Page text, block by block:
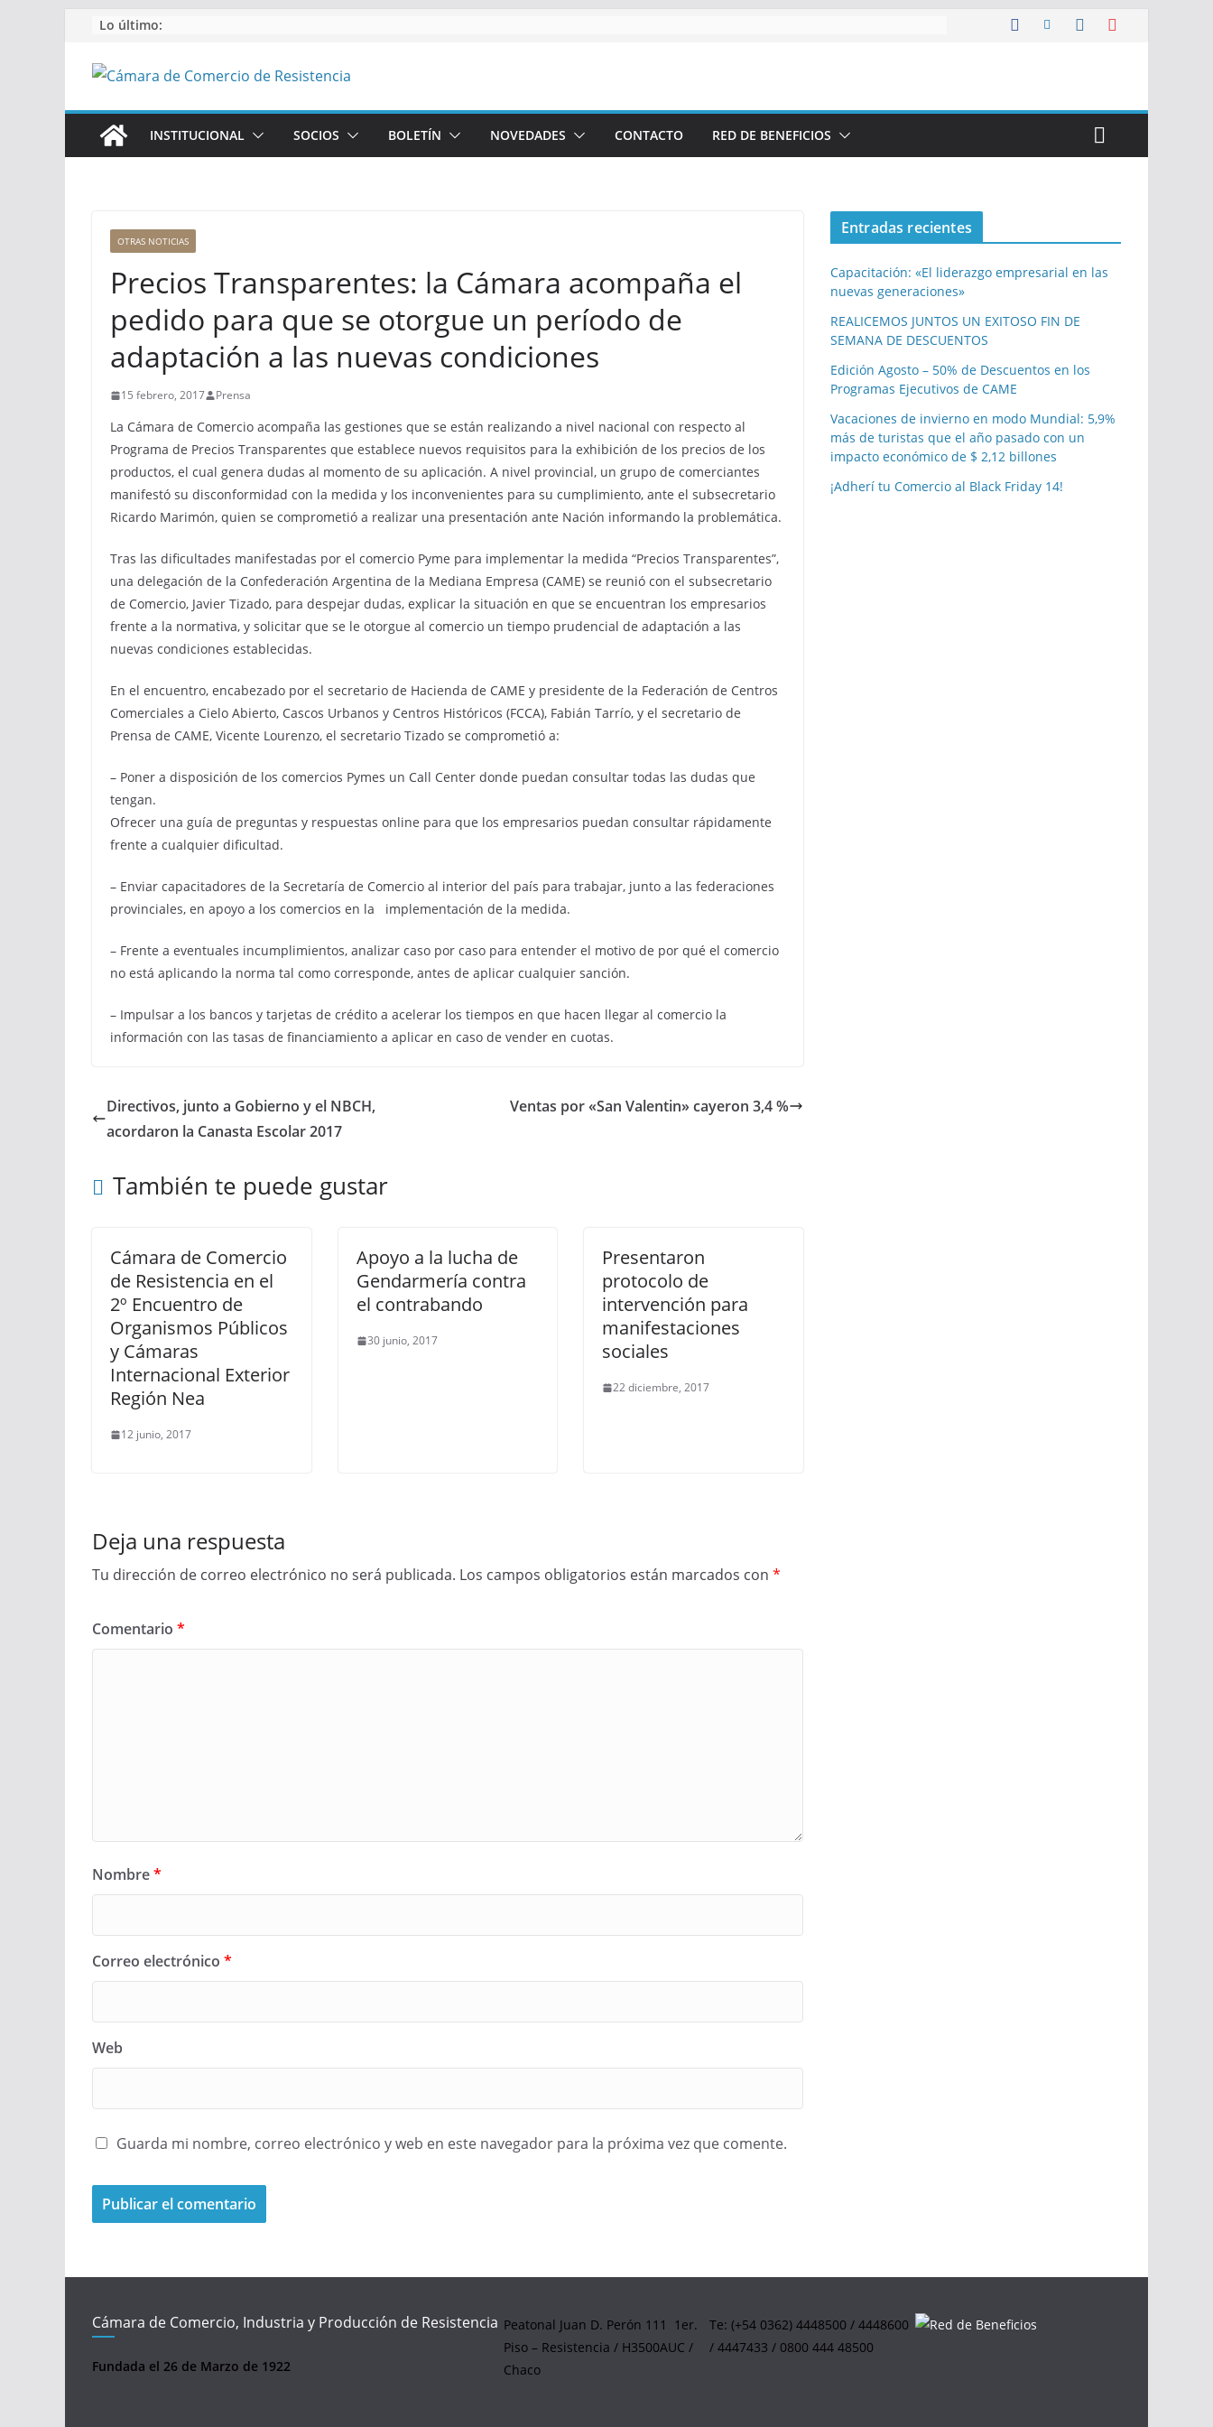
Saltar
contenido
Lo último:
INSTITUCIONAL SOCIOS BOLETÍN NOVEDADES CONTACTO RED DE BENEFICIOS
OTRAS NOTICIAS
Precios Transparentes: la Cámara acompaña el
pedido para que se otorgue un período de
adaptación a las nuevas condiciones
15 febrero, 2017 Prensa
La Cámara de Comercio acompaña las gestiones que se están realizando a nivel nacional con respecto al
Programa de Precios Transparentes que establece nuevos requisitos para la exhibición de los precios de los
productos, el cual genera dudas al momento de su aplicación. A nivel provincial, un grupo de comerciantes
manifestó su disconformidad con la medida y los inconvenientes para su cumplimiento, ante el subsecretario
Ricardo Marimón, quien se comprometió a realizar una presentación ante Nación informando la problemática.
Tras las dificultades manifestadas por el comercio Pyme para implementar la medida “Precios Transparentes”,
una delegación de la Confederación Argentina de la Mediana Empresa (CAME) se reunió con el subsecretario
de Comercio, Javier Tizado, para despejar dudas, explicar la situación en que se encuentran los empresarios
frente a la normativa, y solicitar que se le otorgue al comercio un tiempo prudencial de adaptación a las
nuevas condiciones establecidas.
En el encuentro, encabezado por el secretario de Hacienda de CAME y presidente de la Federación de Centros
Comerciales a Cielo Abierto, Cascos Urbanos y Centros Históricos (FCCA), Fabián Tarrío, y el secretario de
Prensa de CAME, Vicente Lourenzo, el secretario Tizado se comprometió a:
– Poner a disposición de los comercios Pymes un Call Center donde puedan consultar todas las dudas que
tengan.
Ofrecer una guía de preguntas y respuestas online para que los empresarios puedan consultar rápidamente
frente a cualquier dificultad.
– Enviar capacitadores de la Secretaría de Comercio al interior del país para trabajar, junto a las federaciones
provinciales, en apoyo a los comercios en la implementación de la medida.
– Frente a eventuales incumplimientos, analizar caso por caso para entender el motivo de por qué el comercio
no está aplicando la norma tal como corresponde, antes de aplicar cualquier sanción.
– Impulsar a los bancos y tarjetas de crédito a acelerar los tiempos en que hacen llegar al comercio la
información con las tasas de financiamiento a aplicar en caso de vender en cuotas.
Directivos, junto a Gobierno y el NBCH,
acordaron la Canasta Escolar 2017
Ventas por «San Valentin» cayeron 3,4 %
También te puede gustar
Cámara de Comercio
de Resistencia en el
2º Encuentro de
Organismos Públicos
y Cámaras
Internacional Exterior
Región Nea
12 junio, 2017
Apoyo a la lucha de
Gendarmería contra
el contrabando
30 junio, 2017
Presentaron
protocolo de
intervención para
manifestaciones
sociales
22 diciembre, 2017
Deja una respuesta
Tu dirección de correo electrónico no será publicada. Los campos obligatorios están marcados con *
Comentario *
Nombre*
Correo electrónico *
Web
Guarda mi nombre, correo electrónico y web en este navegador para la próxima vez que comente.
Entradas recientes
Capacitación: «El liderazgo empresarial en las
nuevas generaciones»
REALICEMOS JUNTOS UN EXITOSO FIN DE
SEMANA DE DESCUENTOS
Edición Agosto – 50% de Descuentos en los
Programas Ejecutivos de CAME
Vacaciones de invierno en modo Mundial: 5,9%
más de turistas que el año pasado con un
impacto económico de $ 2,12 billones
¡Adherí tu Comercio al Black Friday 14!
Cámara de Comercio, Industria y Producción de Resistencia
Fundada el 26 de Marzo de 1922
Peatonal Juan D. Perón 111 1er.
Piso – Resistencia / H3500AUC /
Chaco
Te: (+54 0362) 4448500 / 4448600
/ 4447433 / 0800 444 48500